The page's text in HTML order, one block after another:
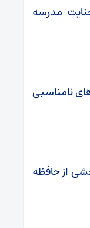
مدرسه
نامناسبی
از حافظه